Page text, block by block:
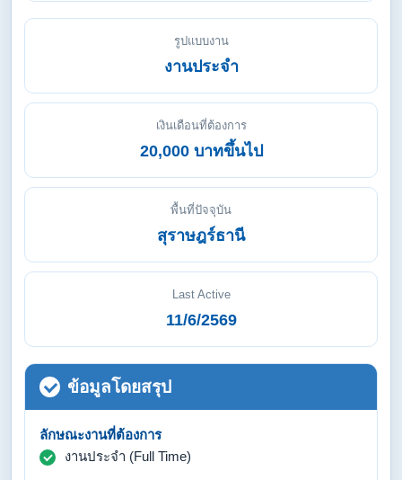
รูปแบบงาน
งานประจำ
เงินเดือนที่ต้องการ
20,000 บาทขึ้นไป
พื้นที่ปัจจุบัน
สุราษฎร์ธานี
Last Active
11/6/2569
ข้อมูลโดยสรุป
ลักษณะงานที่ต้องการ
งานประจำ (Full Time)